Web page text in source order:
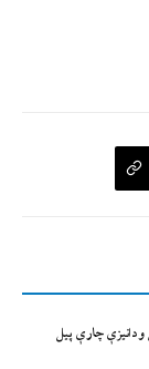
چارې پیل